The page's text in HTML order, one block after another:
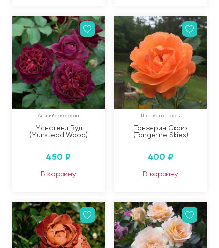
Английские розы
Манстенд Вуд
(Munstead Wood)
450 ₽
В корзину
Плетистые розы
Танжерин Скайз
(Tangerine Skies)
400 ₽
В корзину